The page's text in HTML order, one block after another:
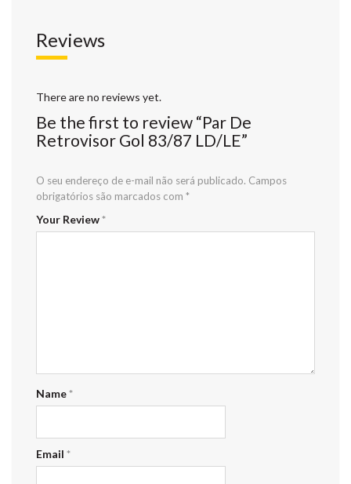
Reviews
There are no reviews yet.
Be the first to review “Par De
Retrovisor Gol 83/87 LD/LE”
O seu endereço de e-mail não será publicado. Campos
obrigatórios são marcados com *
Your Review*
Name*
Email *